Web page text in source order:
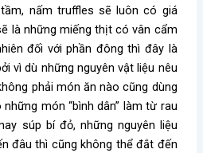
nấm truffles sẽ luôn có giá
là những miếng thịt có vân cẩm
đối với phần đông thì đây là
vì dù những nguyên vật liệu nêu
phải món ăn nào cũng dùng
món “bình dân” làm từ rau
súp bí đỏ, những nguyên liệu
đâu thì cũng không thể đắt đến